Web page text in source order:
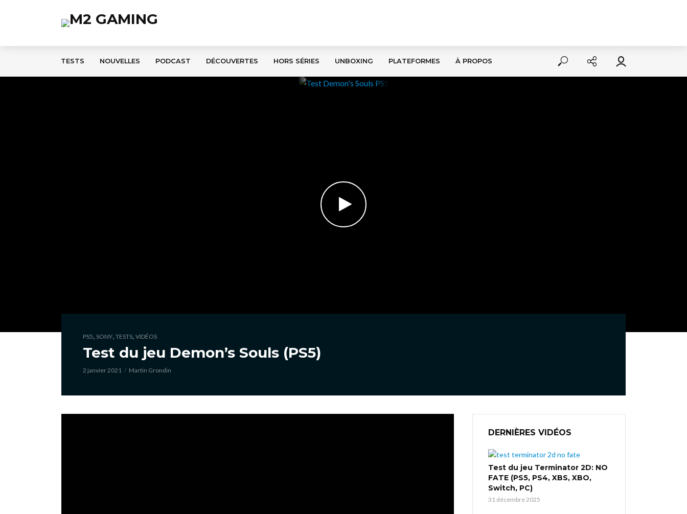
TESTS NOUVELLES PODCAST DÉCOUVERTES HORS SÉRIES UNBOXING PLATEFORMES À PROPOS
PS5, SONY, TESTS, VIDÉOS
Test du jeu Demon’s Souls (PS5)
2 janvier 2021 Martin Grondin
DERNIÈRES VIDÉOS
Test du jeu Terminator 2D: NO
FATE (PS5, PS4, XBS, XBO,
Switch, PC)
31 décembre 2025